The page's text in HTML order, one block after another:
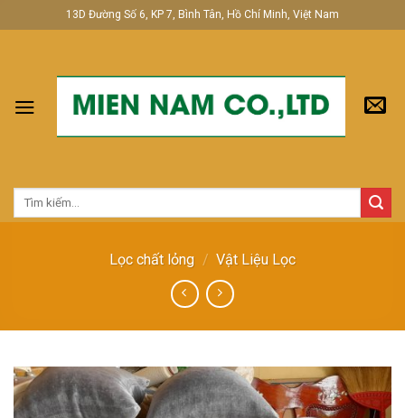
to
13D Đường Số 6, KP 7, Bình Tân, Hồ Chí Minh, Việt Nam
Tìm
Lọc chất lỏng / Vật Liệu Lọc